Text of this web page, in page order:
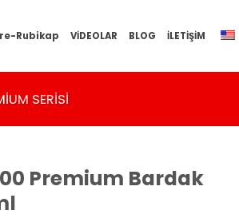
re-Rubikap VİDEOLAR BLOG İLETİŞİM
SERISI
Premium Bardak